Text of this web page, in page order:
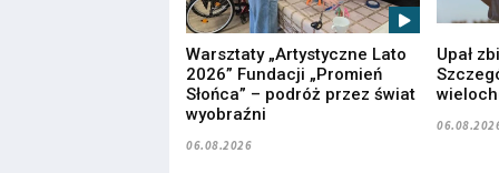
Warsztaty „Artystyczne Lato
2026” Fundacji „Promień
Słońca” – podróż przez świat
wyobraźni
06.08.2026
Upał